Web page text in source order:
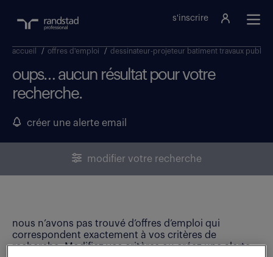
s'inscrire
accueil / offres d'emploi / dessinateur-projeteur batiment travaux publics
oups… aucun résultat pour votre
recherche.
créer une alerte email
modifier votre recherche
nous n’avons pas trouvé d’offres d’emploi qui
correspondent exactement à vos critères de
recherche. Modifiez vos critères ou créez une alerte